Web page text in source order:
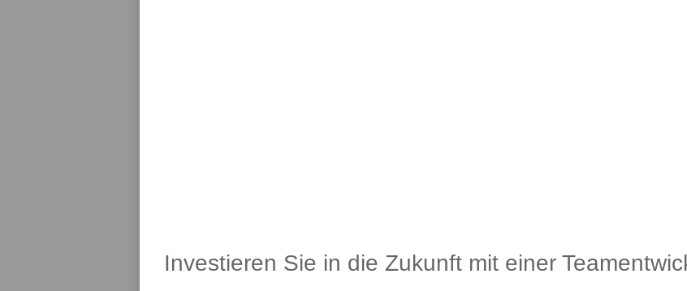
Investieren Sie in die Zukunft mit einer